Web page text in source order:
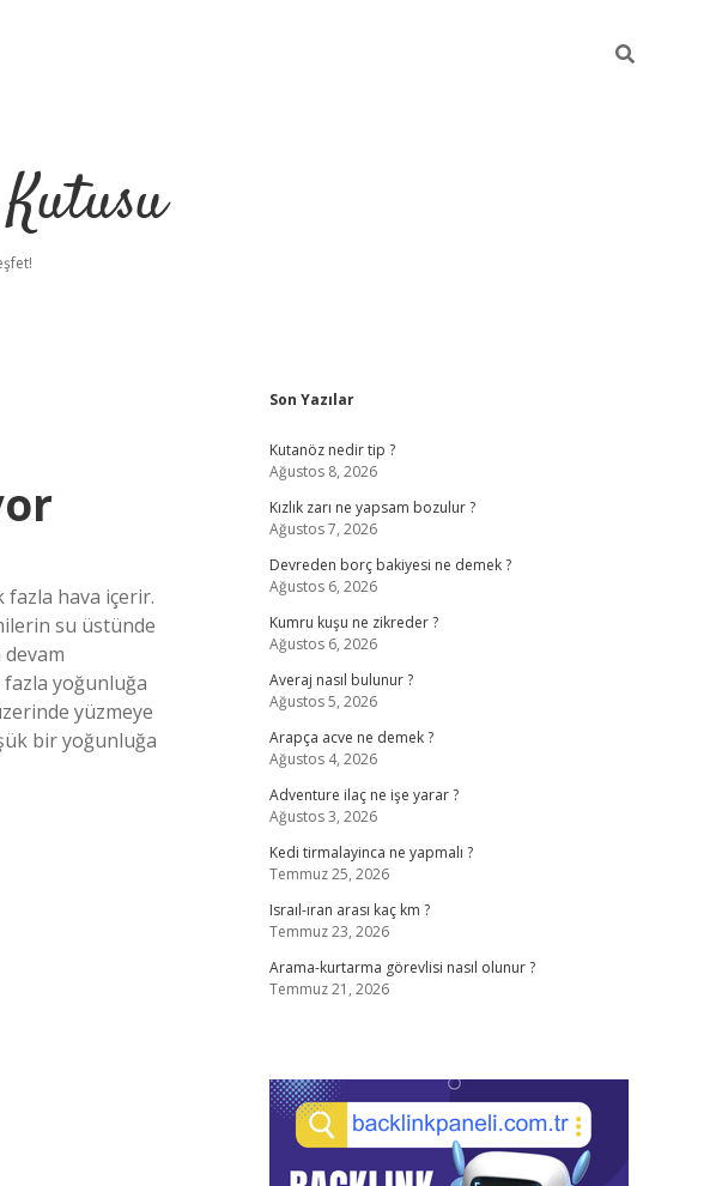
fazla hava içerir.
su üstünde
devam
yoğunluğa
yüzmeye
bir yoğunluğa
Sidebar
Son Yazılar
Kutanöz nedir tip ?
Ağustos 8, 2026
Kızlık zarı ne yapsam bozulur ?
Ağustos 7, 2026
Devreden borç bakiyesi ne demek ?
Ağustos 6, 2026
Kumru kuşu ne zikreder ?
Ağustos 6, 2026
Averaj nasıl bulunur ?
Ağustos 5, 2026
Arapça acve ne demek ?
Ağustos 4, 2026
Adventure ilaç ne işe yarar ?
Ağustos 3, 2026
Kedi tirmalayinca ne yapmalı ?
Temmuz 25, 2026
Israıl-ıran arası kaç km ?
Temmuz 23, 2026
Arama-kurtarma görevlisi nasıl olunur ?
Temmuz 21, 2026